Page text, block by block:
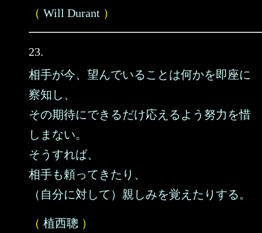
（ Will Durant ）
23.
相手が今、望んでいることは何かを即座に
察知し、
その期待にできるだけ応えるよう努力を惜
しまない。
そうすれば、
相手も頼ってきたり、
（自分に対して）親しみを覚えたりする。
（ 植西聰 ）